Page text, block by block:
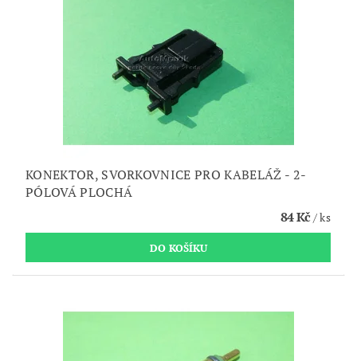
KONEKTOR, SVORKOVNICE PRO KABELÁŽ - 2-
PÓLOVÁ PLOCHÁ
84 Kč/ ks